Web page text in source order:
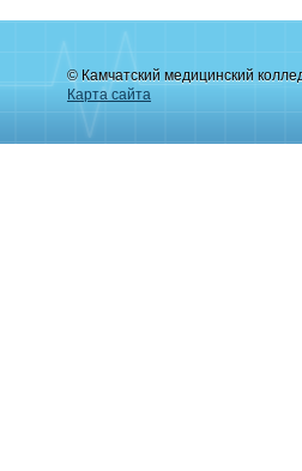
© Камчатский медицинский
Карта сайта